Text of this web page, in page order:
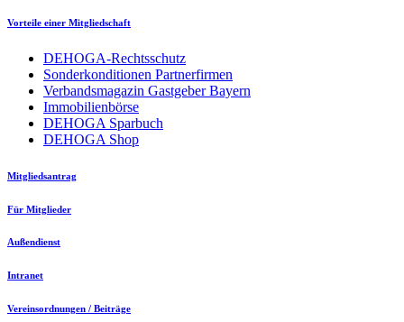
Vorteile einer Mitgliedschaft
DEHOGA-Rechtsschutz
Sonderkonditionen Partnerfirmen
Verbandsmagazin Gastgeber Bayern
Immobilienbörse
DEHOGA Sparbuch
DEHOGA Shop
Mitgliedsantrag
Für Mitglieder
Außendienst
Intranet
Vereinsordnungen / Beiträge